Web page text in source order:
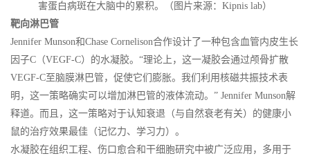
害蛋白病斑在大脑中的累积。（图片来源：Kipnis lab）
靶向淋巴管
Jennifer Munson和Chase Cornelison合作设计了一种包含血管内皮生长
因子C（VEGF-C）的水凝胶。“理论上，这一凝胶会通过颅骨扩散
VEGF-C至脑膜淋巴管，促使它们膨胀。我们利用核磁共振技术表
明，这一策略确实可以增加淋巴管的液体流动。” Jennifer Munson解
释道。而且，这一策略对于认知衰退（与自然衰老有关）的健康小
鼠的治疗效果最佳（记忆力、学习力）。
水凝胶在组织工程、伤口愈合和干细胞研究中被广泛应用，多用于